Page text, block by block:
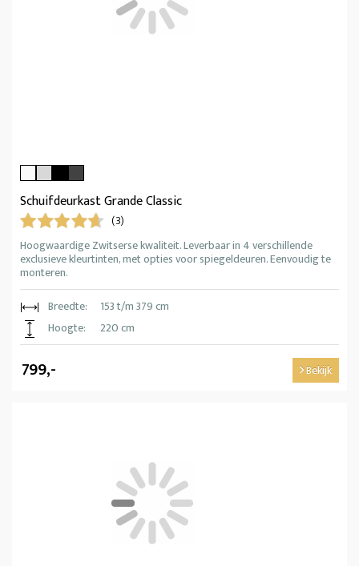
Schuifdeurkast Grande Classic
(3)
Hoogwaardige Zwitserse kwaliteit. Leverbaar in 4 verschillende
exclusieve kleurtinten, met opties voor spiegeldeuren. Eenvoudig te
monteren.
Breedte:
153 t/m 379 cm
Hoogte:
220 cm
799,- Bekijk